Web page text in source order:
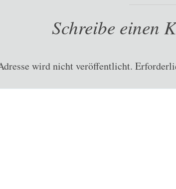
Schreibe einen
wird nicht veröffentlicht.